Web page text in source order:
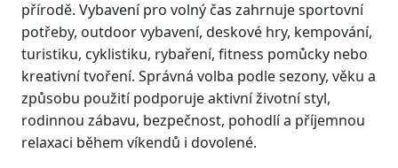
přírodě. Vybavení pro volný čas zahrnuje sportovní
potřeby, outdoor vybavení, deskové hry, kempování,
turistiku, cyklistiku, rybaření, fitness pomůcky nebo
kreativní tvoření. Správná volba podle sezony, věku a
způsobu použití podporuje aktivní životní styl,
rodinnou zábavu, bezpečnost, pohodlí a příjemnou
relaxaci během víkendů i dovolené.